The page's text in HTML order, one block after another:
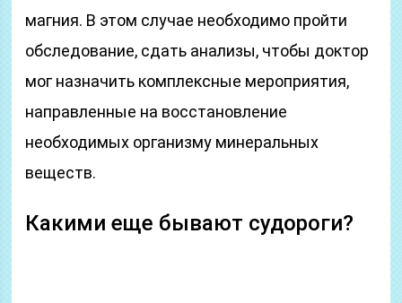
магния. В этом случае необходимо пройти
обследование, сдать анализы, чтобы доктор
мог назначить комплексные мероприятия,
направленные на восстановление
необходимых организму минеральных
веществ.
Какими еще бывают судороги?